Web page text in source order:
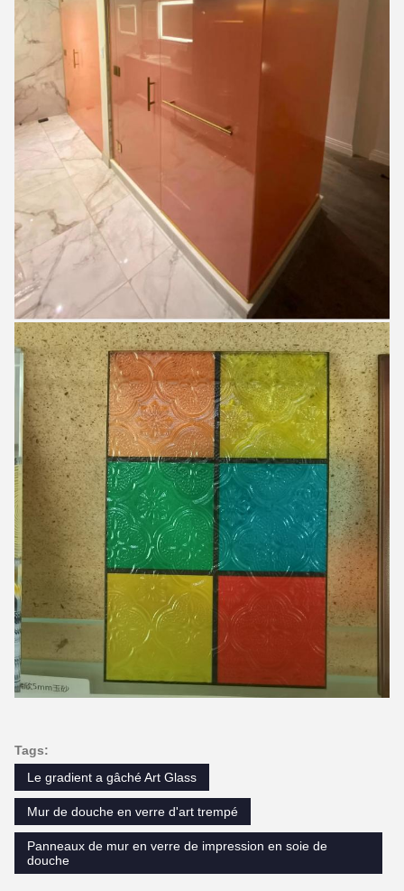
Tags:
Le gradient a gâché Art Glass
Mur de douche en verre d'art trempé
Panneaux de mur en verre de impression en soie de
douche